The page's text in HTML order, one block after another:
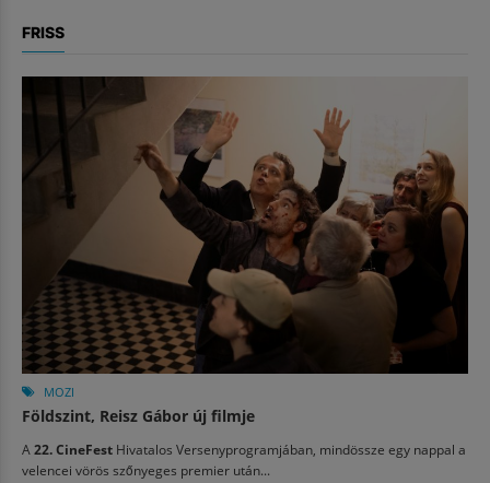
FRISS
MOZI
Földszint, Reisz Gábor új filmje
A 22. CineFest Hivatalos Versenyprogramjában, mindössze egy nappal a
velencei vörös szőnyeges premier után...